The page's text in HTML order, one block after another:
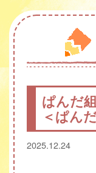
ぱんだ
＜ぱん
2025.12.24
入園案内
採用情報
お問い合わせ
あゆみ便り
給食室だより
あゆみギャラリー
プライバシーポリ
サイトマップ